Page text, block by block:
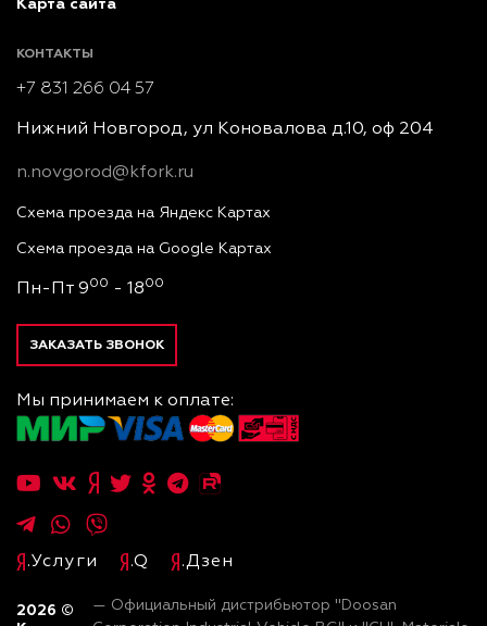
Карта сайта
КОНТАКТЫ
+7 831 266 04 57
Нижний Новгород, ул Коновалова д.10, оф 204
n.novgorod@kfork.ru
Схема проезда на Яндекс Картах
Схема проезда на Google Картах
Пн-Пт 900 - 1800
ЗАКАЗАТЬ ЗВОНОК
Мы принимаем к оплате:
.Услуги .Q .Дзен
2026 ©
— Официальный дистрибьютор "Doosan